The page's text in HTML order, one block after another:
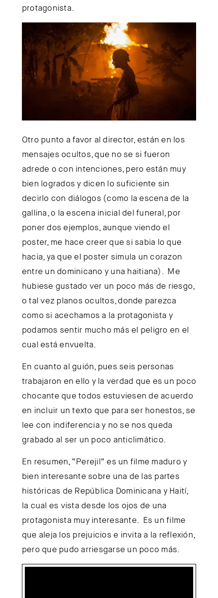
protagonista.
Otro punto a favor al director, están en los
mensajes ocultos, que no se si fueron
adrede o con intenciones, pero están muy
bien logrados y dicen lo suficiente sin
decirlo con diálogos (como la escena de la
gallina, o la escena inicial del funeral, por
poner dos ejemplos, aunque viendo el
poster, me hace creer que si sabia lo que
hacia, ya que el poster simula un corazon
entre un dominicano y una haitiana). Me
hubiese gustado ver un poco más de riesgo,
o tal vez planos ocultos, donde parezca
como si acechamos a la protagonista y
podamos sentir mucho más el peligro en el
cual está envuelta.
En cuanto al guión, pues seis personas
trabajaron en ello y la verdad que es un poco
chocante que todos estuviesen de acuerdo
en incluir un texto que para ser honestos, se
lee con indiferencia y no se nos queda
grabado al ser un poco anticlimático.
En resumen, “Perejil” es un filme maduro y
bien interesante sobre una de las partes
históricas de República Dominicana y Haití,
la cual es vista desde los ojos de una
protagonista muy interesante. Es un filme
que aleja los prejuicios e invita a la reflexión,
pero que pudo arriesgarse un poco más.